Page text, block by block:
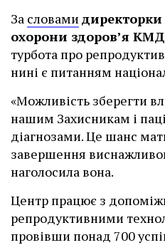
За словами
охорони здоров’я
турбота про
нині є питанням
«Можливість зберегти
нашим Захисникам і
діагнозами. Це шанс
завершення
наголосила вона.
Центр працює з
репродуктивними
провівши понад 700